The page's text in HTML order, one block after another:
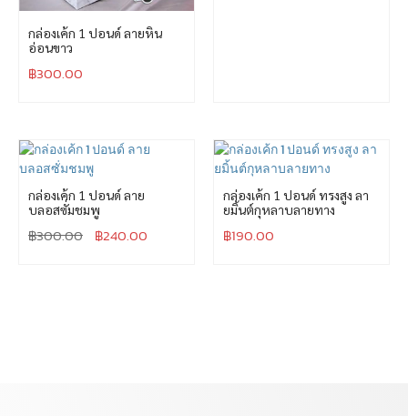
กล่องเค้ก 1 ปอนด์ ลายหิน
อ่อนขาว
฿300.00
กล่องเค้ก 1 ปอนด์ ลาย
บลอสซั่มชมพู
฿300.00 ฿240.00
กล่องเค้ก 1 ปอนด์ ทรงสูง ลา
ยมิ้นต์กุหลาบลายทาง
฿190.00